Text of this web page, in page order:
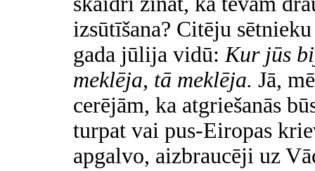
izsūtīšana? Citēju
gada jūlija vidū:Kur jūs
meklēja, tā meklēja. Jā,
cerējām, ka atgriešanās
turpat vai pus-Eiropas
apgalvo, aizbraucēji uz